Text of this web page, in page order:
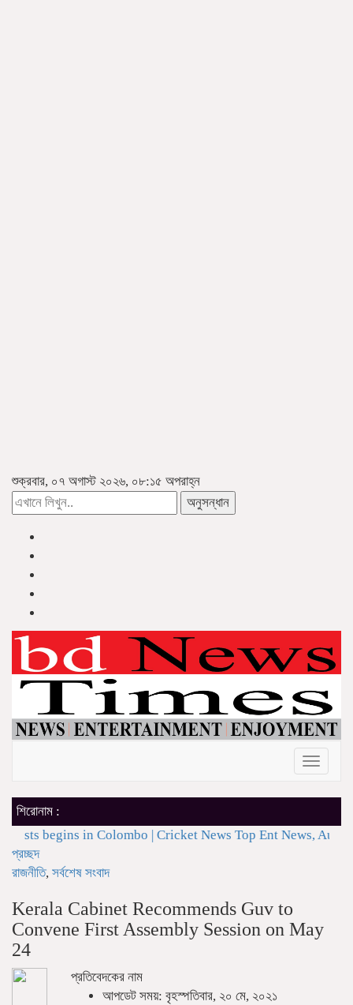
শুক্রবার, ০৭ অগাস্ট ২০২৬, ০৮:১৫ অপরাহ্ন
অনুসন্ধান
Toggle
শিরোনাম :
begins in Colombo | Cricket News Top Ent News, Aug 6:
প্রচ্ছদ
রাজনীতি, সর্বশেষ সংবাদ
Kerala Cabinet Recommends Guv to
Convene First Assembly Session on May
24
প্রতিবেদকের নাম
আপডেট সময়: বৃহস্পতিবার, ২০ মে, ২০২১